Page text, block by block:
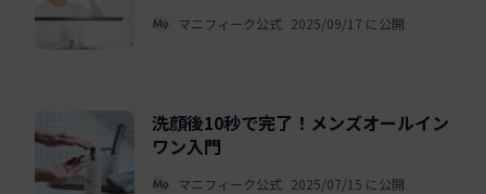
マニフィーク公式 2025/09/17 に公開
洗顔後10秒で完了！メンズオールイン
ワン入門
マニフィーク公式 2025/07/15 に公開